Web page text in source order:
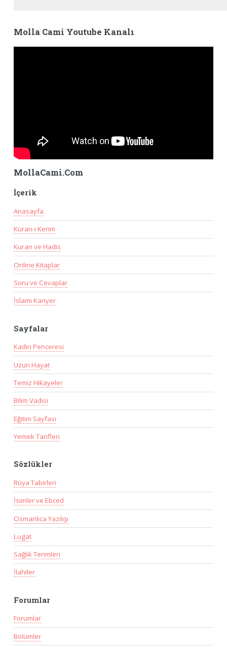
Molla Cami Youtube Kanalı
MollaCami.Com
İçerik
Anasayfa
Kuran-ı Kerim
Kuran ve Hadis
Online Kitaplar
Soru ve Cevaplar
İslami Kariyer
Sayfalar
Kadın Penceresi
Uzun Hayat
Temiz Hikayeler
Bilim Vadisi
Eğitim Sayfası
Yemek Tarifleri
Sözlükler
Rüya Tabirleri
İsimler ve Ebced
Osmanlıca Yazılışı
Lugat
Sağlık Terimleri
İlahiler
Forumlar
Forumlar
Bölümler